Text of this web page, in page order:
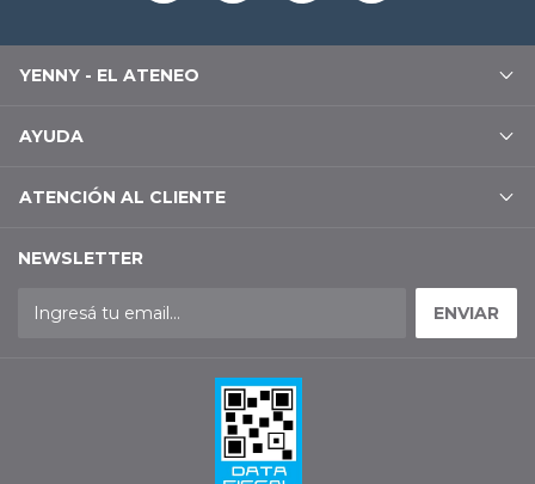
YENNY - EL ATENEO
AYUDA
ATENCIÓN AL CLIENTE
NEWSLETTER